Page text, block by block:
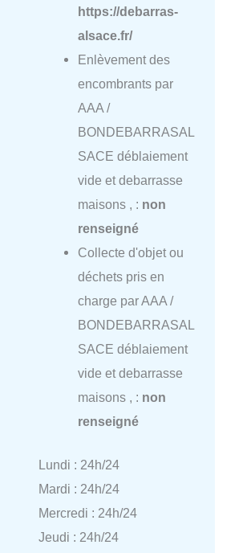
https://debarras-
alsace.fr/
Enlèvement des
encombrants par
AAA /
BONDEBARRASAL
SACE déblaiement
vide et debarrasse
maisons , : non
renseigné
Collecte d'objet ou
déchets pris en
charge par AAA /
BONDEBARRASAL
SACE déblaiement
vide et debarrasse
maisons , : non
renseigné
Lundi : 24h/24
Mardi : 24h/24
Mercredi : 24h/24
Jeudi : 24h/24